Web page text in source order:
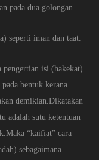
pada dua golongan.
seperti iman dan taat.
pengertian isi (hakekat)
bentuk kerana
demikian.Dikatakan
adalah sutu ketentuan
“kaifiat” cara
sebagaimana